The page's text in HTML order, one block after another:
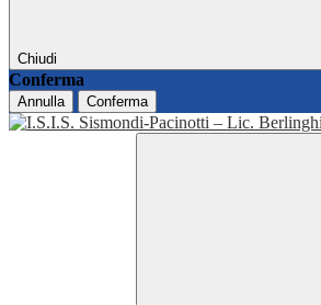
Chiudi
Conferma
Annulla Conferma